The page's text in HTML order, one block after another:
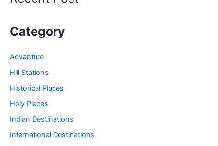
Places
Category
Advanture
Hill Stations
Historical Places
Holy Places
Indian Destinations
International Destinations